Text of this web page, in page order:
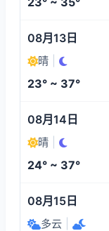
08月13日
晴
23° ~ 37°
08月14日
晴
24° ~ 37°
08月15日
多云